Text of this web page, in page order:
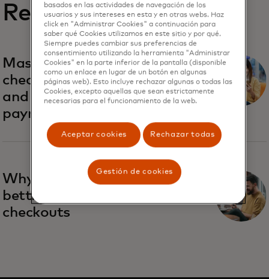
Reports
Mastercard reinvents
checkout with password-
and number-free
payments
Why merchants are
betting big on faster
checkouts
basados ​​en las actividades de navegación de los
usuarios y sus intereses en esta y en otras webs. Haz
click en "Administrar Cookies" a continuación para
saber qué Cookies utilizamos en este sitio y por qué.
Siempre puedes cambiar sus preferencias de
consentimiento utilizando la herramienta "Administrar
Cookies" en la parte inferior de la pantalla (disponible
como un enlace en lugar de un botón en algunas
páginas web). Esto incluye rechazar algunas o todas las
Cookies, excepto aquellas que sean estrictamente
necesarias para el funcionamiento de la web.
Aceptar cookies Rechazar todas
Gestión de cookies